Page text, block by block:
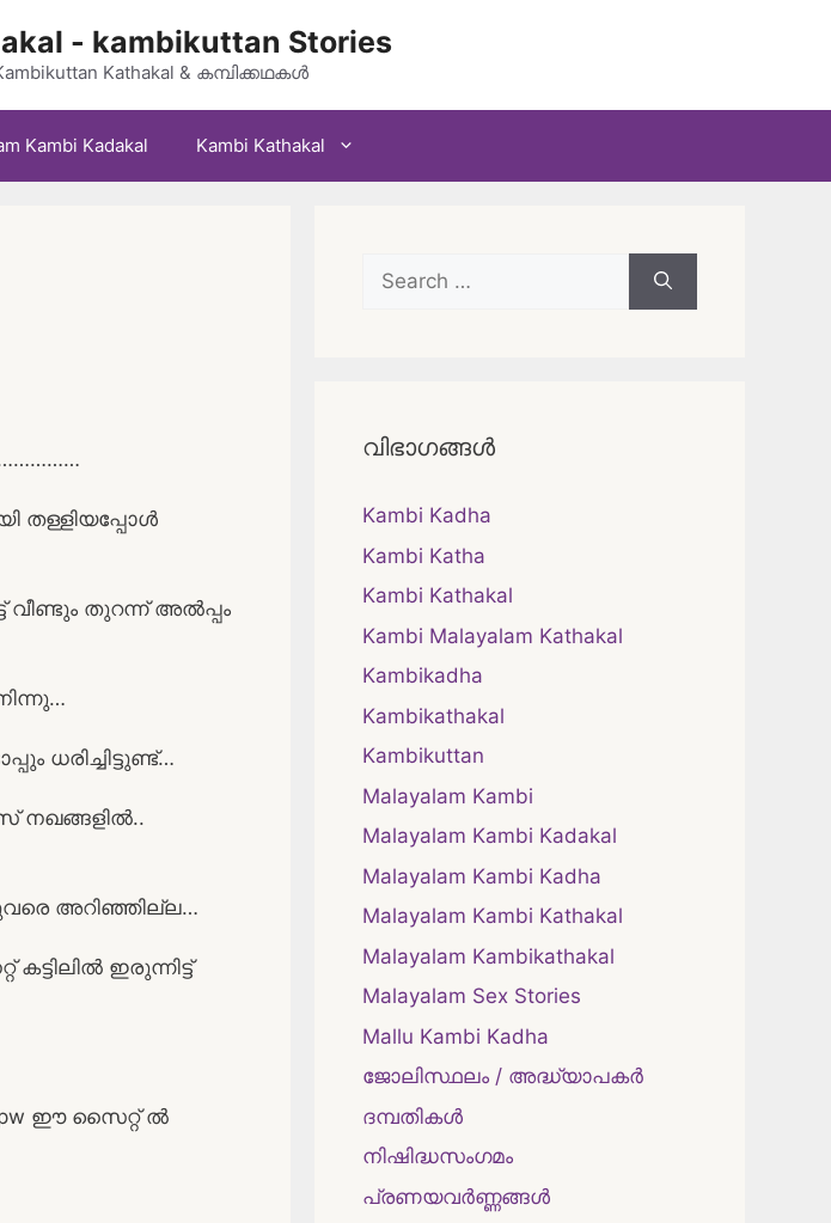
- kambikuttan Stories
Kathakal & കമ്പിക്കഥകൾ
Kambi Kadakal Kambi Kathakal
തള്ളിയപ്പോൾ
വീണ്ടും തുറന്ന് അൽപ്പം
ധരിച്ചിട്ടുണ്ട്…
നഖങ്ങളിൽ..
അറിഞ്ഞില്ല…
ഇരുന്നിട്ട്
ഈ സൈറ്റ് ൽ
Search
for:
വിഭാഗങ്ങൾ
Kambi Kadha
Kambi Katha
Kambi Kathakal
Kambi Malayalam Kathakal
Kambikadha
Kambikathakal
Kambikuttan
Malayalam Kambi
Malayalam Kambi Kadakal
Malayalam Kambi Kadha
Malayalam Kambi Kathakal
Malayalam Kambikathakal
Malayalam Sex Stories
Mallu Kambi Kadha
ജോലിസ്ഥലം / അദ്ധ്യാപകർ
ദമ്പതികള്‍
നിഷിദ്ധസംഗമം
പ്രണയവർണ്ണങ്ങൾ